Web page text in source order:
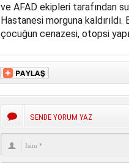
ve AFAD ekipleri tarafından
Hastanesi morguna kaldırıldı.
çocuğun cenazesi, otopsi
SENDE YORUM YAZ